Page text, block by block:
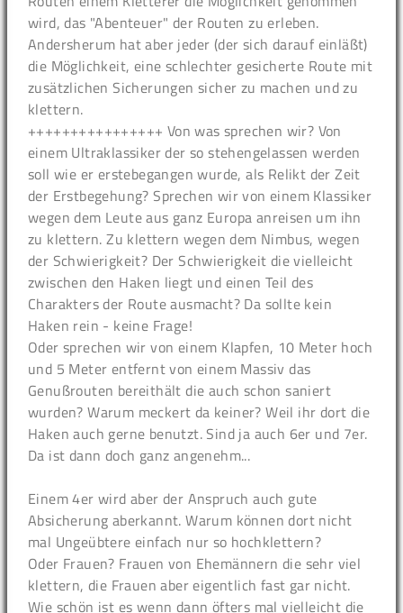
wird, das "Abenteuer" der Routen zu erleben.
Andersherum hat aber jeder (der sich darauf einläßt)
die Möglichkeit, eine schlechter gesicherte Route mit
zusätzlichen Sicherungen sicher zu machen und zu
klettern.
++++++++++++++++ Von was sprechen wir? Von
einem Ultraklassiker der so stehengelassen werden
soll wie er erstebegangen wurde, als Relikt der Zeit
der Erstbegehung? Sprechen wir von einem Klassiker
wegen dem Leute aus ganz Europa anreisen um ihn
zu klettern. Zu klettern wegen dem Nimbus, wegen
der Schwierigkeit? Der Schwierigkeit die vielleicht
zwischen den Haken liegt und einen Teil des
Charakters der Route ausmacht? Da sollte kein
Haken rein - keine Frage!
Oder sprechen wir von einem Klapfen, 10 Meter hoch
und 5 Meter entfernt von einem Massiv das
Genußrouten bereithält die auch schon saniert
wurden? Warum meckert da keiner? Weil ihr dort die
Haken auch gerne benutzt. Sind ja auch 6er und 7er.
Da ist dann doch ganz angenehm...
Einem 4er wird aber der Anspruch auch gute
Absicherung aberkannt. Warum können dort nicht
mal Ungeübtere einfach nur so hochklettern?
Oder Frauen? Frauen von Ehemännern die sehr viel
klettern, die Frauen aber eigentlich fast gar nicht.
Wie schön ist es wenn dann öfters mal vielleicht die